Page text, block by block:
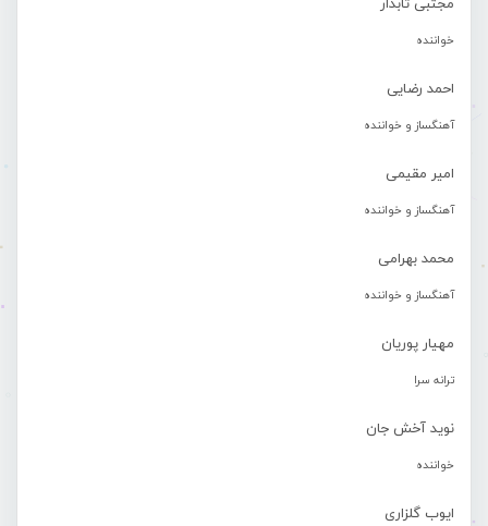
مجتبی تابدار
خواننده
احمد رضایی
آهنگساز و خواننده
امیر مقیمی
آهنگساز و خواننده
محمد بهرامی
آهنگساز و خواننده
مهیار پوریان
ترانه سرا
نوید آخش جان
خواننده
ایوب گلزاری